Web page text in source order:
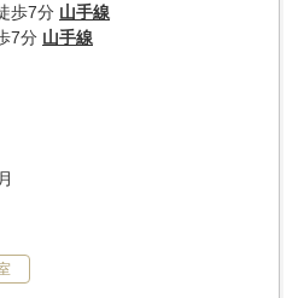
歩7分 山手線
7分 山手線